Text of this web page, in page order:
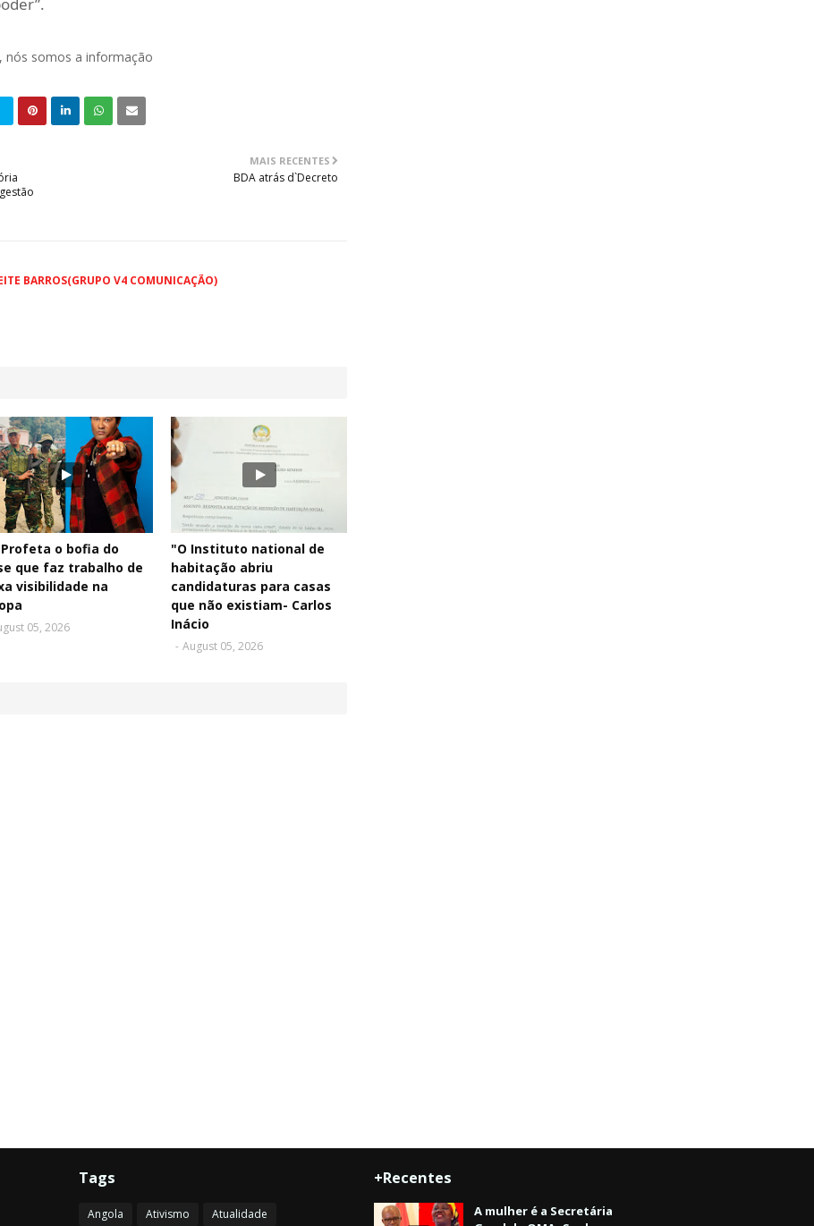
nós somos a informação
MAIS RECENTES
BDA atrás d`Decreto
BARROS(GRUPO V4 COMUNICAÇÃO)
Profeta o bofia do
que faz trabalho de
visibilidade na
05, 2026
"O Instituto national de
habitação abriu
candidaturas para casas
que não existiam- Carlos
Inácio
- August 05, 2026
Tags
Angola Ativismo Atualidade
+Recentes
A mulher é a Secretária